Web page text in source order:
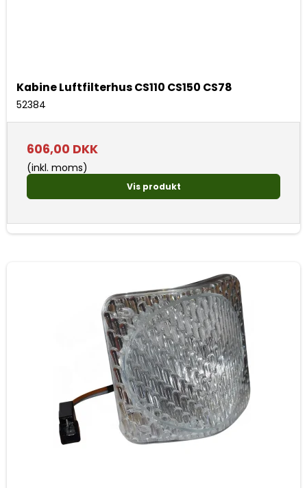
Kabine Luftfilterhus CS110 CS150 CS78
52384
606,00 DKK
(inkl. moms)
Vis produkt